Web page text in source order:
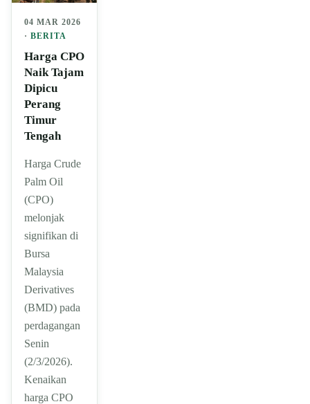
04 MAR 2026
· BERITA
Harga CPO
Naik Tajam
Dipicu
Perang
Timur
Tengah
Harga Crude
Palm Oil
(CPO)
melonjak
signifikan di
Bursa
Malaysia
Derivatives
(BMD) pada
perdagangan
Senin
(2/3/2026).
Kenaikan
harga CPO